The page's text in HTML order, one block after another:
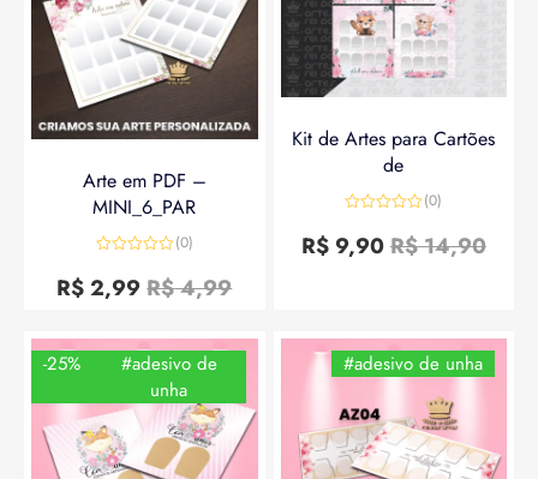
Arte em PDF –
MINI_6_PAR
0
de
(0)
R$4,99
R$2,99
Kit de Artes para Cartões
de
0
de
(0)
R$14,90
R$9,90
-25%
#adesivo de
unha
#adesivo de unha